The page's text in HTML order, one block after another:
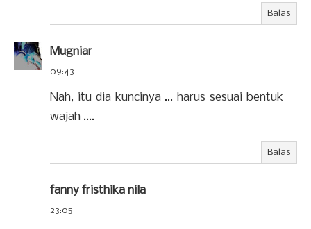
Balas
Mugniar
09:43
Nah, itu dia kuncinya ... harus sesuai bentuk
wajah ....
Balas
fanny fristhika nila
23:05